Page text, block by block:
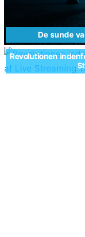
De sunde
Revolutionen